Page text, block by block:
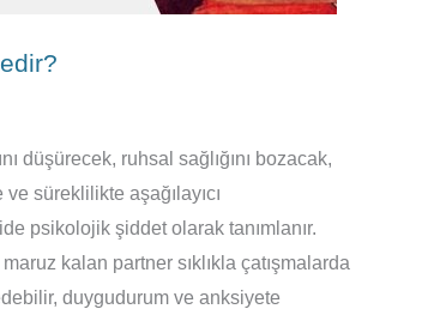
düşürecek, ruhsal sağlığını bozacak,
süreklilikte aşağılayıcı
psikolojik şiddet olarak tanımlanır.
kalan partner sıklıkla çatışmalarda
duygudurum ve anksiyete